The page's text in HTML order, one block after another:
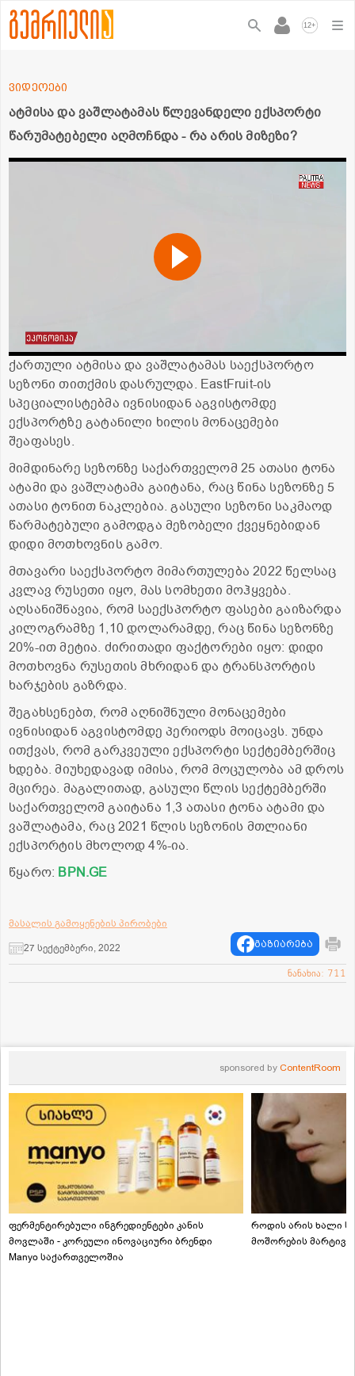
12+
ატმისა და ვაშლატამას წლევანდელი ექსპორტი
წარუმატებელი აღმოჩნდა - რა არის მიზეზი?
ვიდეოები
ქართული ატმისა და ვაშლატამას საექსპორტო
სეზონი თითქმის დასრულდა. EastFruit-ის
სპეციალისტებმა ივნისიდან აგვისტომდე
ექსპორტზე გატანილი ხილის მონაცემები
შეაფასეს.
მიმდინარე სეზონზე საქართველომ 25 ათასი ტონა
ატამი და ვაშლატამა გაიტანა, რაც წინა სეზონზე 5
ათასი ტონით ნაკლებია. გასული სეზონი საკმაოდ
წარმატებული გამოდგა მეზობელი ქვეყნებიდან
დიდი მოთხოვნის გამო.
მთავარი საექსპორტო მიმართულება 2022 წელსაც
კვლავ რუსეთი იყო, მას სომხეთი მოჰყვება.
აღსანიშნავია, რომ საექსპორტო ფასები გაიზარდა
კილოგრამზე 1,10 დოლარამდე, რაც წინა სეზონზე
20%-ით მეტია. ძირითადი ფაქტორები იყო: დიდი
მოთხოვნა რუსეთის მხრიდან და ტრანსპორტის
ხარჯების გაზრდა.
შეგახსენებთ, რომ აღნიშნული მონაცემები
ივნისიდან აგვისტომდე პერიოდს მოიცავს. უნდა
ითქვას, რომ გარკვეული ექსპორტი სექტემბერშიც
ხდება. მიუხედავად იმისა, რომ მოცულობა ამ დროს
მცირეა. მაგალითად, გასული წლის სექტემბერში
საქართველომ გაიტანა 1,3 ათასი ტონა ატამი და
ვაშლატამა, რაც 2021 წლის სეზონის მთლიანი
ექსპორტის მხოლოდ 4%-ია.
წყარო: BPN.GE
მასალის გამოყენების პირობები
27 სექტემბერი, 2022
გაზიარება
ნანახია: 711
sponsored by ContentRoom
ფერმენტირებული ინგრედიენტები კანის
მოვლაში - კორეული ინოვაციური ბრენდი
Manyo საქართველოშია
როდის არის ხალი
მოშორების